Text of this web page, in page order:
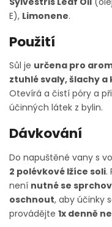
E), Limonene.
Použití
Sůl je určena pro
ztuhlé svaly, šlachy
Otevírá a čistí póry a
účinných látek z bylin.
Dávkování
Do napuštěné vany s
2 polévkové lžíce soli.
není nutné se
oschnout, aby účinky
provádějte 1x denně